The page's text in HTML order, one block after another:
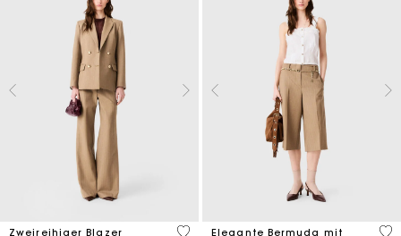
Zweireihiger Blazer
4,9 out of 5 Customer Rating
Elegante Bermuda mit
3,7